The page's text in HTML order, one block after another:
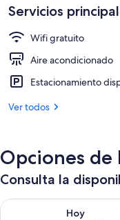
Servicios
Wifi gratuito
Aire acondicionado
Estacionamiento
Ver todos
Opciones
Consulta la
Hoy
Consulta la